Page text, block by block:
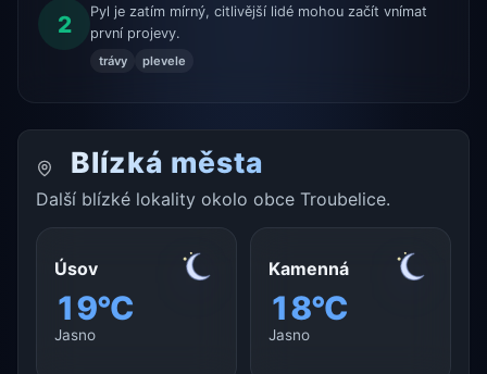
2
Pyl je zatím mírný, citlivější lidé mohou začít vnímat
první projevy.
trávy plevele
Blízká města
Další blízké lokality okolo obce Troubelice.
Úsov
19°C
Jasno
Kamenná
18°C
Jasno